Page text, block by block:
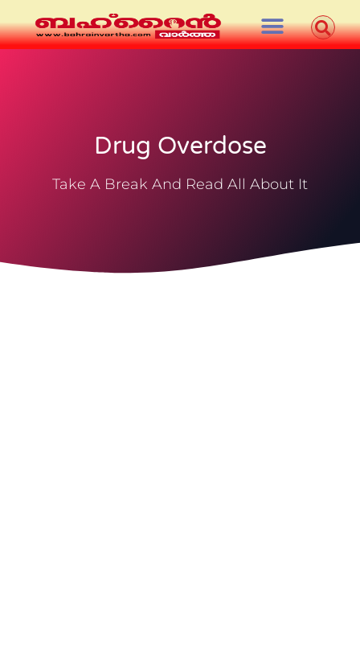
Drug Overdose
Take A Break And Read All About It